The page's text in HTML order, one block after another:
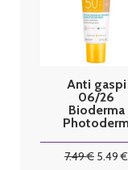
Anti gaspi
06/26
Bioderma
Photoderm
Teinte Claire
40 ml
7.49€ 5.49 €